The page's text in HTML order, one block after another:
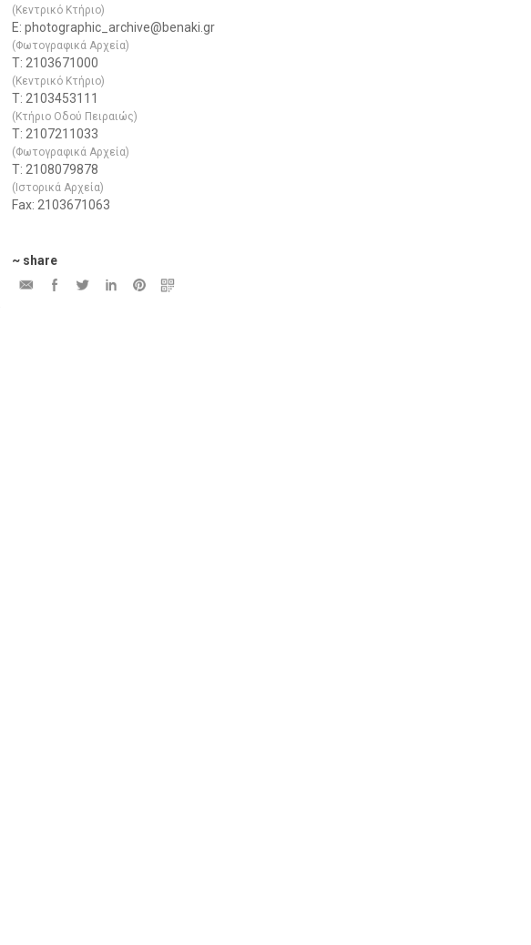
(Κεντρικό Κτήριο)
E: photographic_archive@benaki.gr
(Φωτογραφικά Αρχεία)
Τ: 2103671000
(Κεντρικό Κτήριο)
Τ: 2103453111
(Κτήριο Οδού Πειραιώς)
Τ: 2107211033
(Φωτογραφικά Αρχεία)
Τ: 2108079878
(Ιστορικά Αρχεία)
Fax: 2103671063
~ share